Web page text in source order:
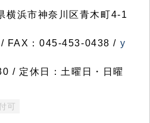
浜市神奈川区青木町4-1
FAX：045-453-0438 / y
/ 定休日：土曜日・日曜
可